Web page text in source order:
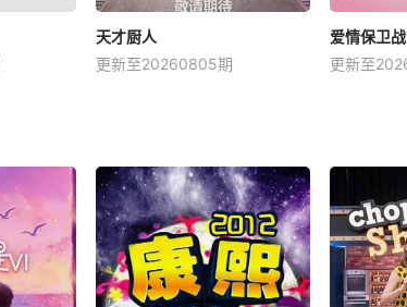
天才厨人
更新至20260805期
爱情保卫战
更新至